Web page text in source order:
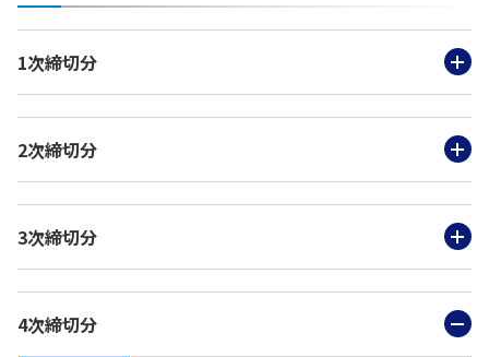
1次締切分
2次締切分
3次締切分
4次締切分